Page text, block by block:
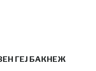
ГЕЈ БАКНЕЖ